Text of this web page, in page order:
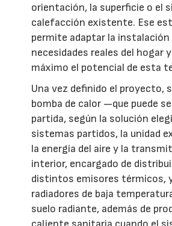
orientación, la superficie o el
calefacción existente. Ese
permite adaptar la instalación
necesidades reales del hogar
máximo el potencial de esta
Una vez definido el proyecto,
bomba de calor —que puede
partida, según la solución
sistemas partidos, la unidad
la energía del aire y la
interior, encargado de
distintos emisores térmicos,
radiadores de baja
suelo radiante, además de